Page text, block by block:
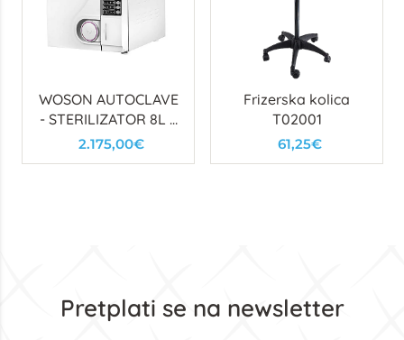
WOSON AUTOCLAVE
- STERILIZATOR 8L s
printerom
2.175,00€
Frizerska kolica
T02001
61,25€
Pretplati se na newsletter